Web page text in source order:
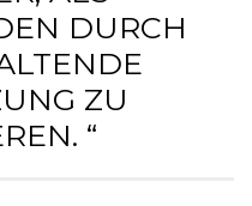
DURCH
ZU
“